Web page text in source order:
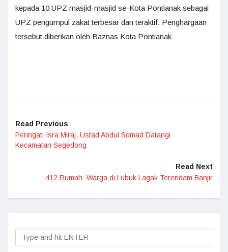
kepada 10 UPZ masjid-masjid se-Kota Pontianak sebagai
UPZ pengumpul zakat terbesar dan teraktif. Penghargaan
tersebut diberikan oleh Baznas Kota Pontianak
Read Previous
Peringati Isra Miraj, Ustad Abdul Somad Datangi
Kecamatan Segedong
Read Next
412 Rumah Warga di Lubuk Lagak Terendam Banjir